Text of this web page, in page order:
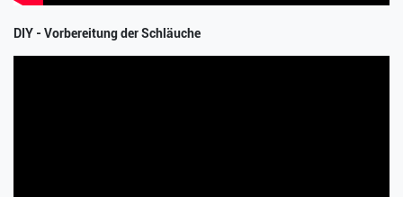
DIY - Vorbereitung der Schläuche